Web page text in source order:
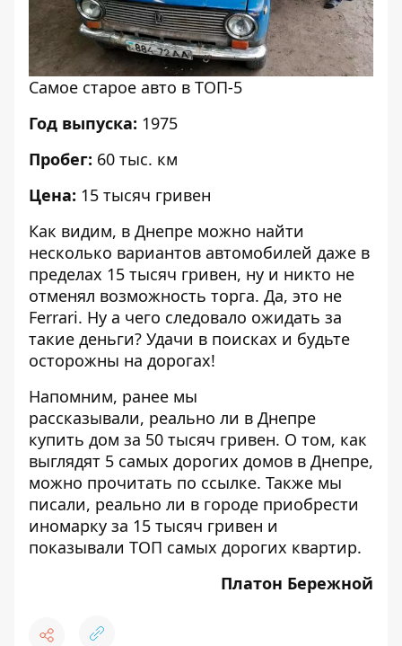
Самое старое авто в ТОП-5
Год выпуска: 1975
Пробег: 60 тыс. км
Цена: 15 тысяч гривен
Как видим, в Днепре можно найти
несколько вариантов автомобилей даже в
пределах 15 тысяч гривен, ну и никто не
отменял возможность торга. Да, это не
Ferrari. Ну а чего следовало ожидать за
такие деньги? Удачи в поисках и будьте
осторожны на дорогах!
Напомним, ранее мы
рассказывали, реально ли в Днепре
купить дом за 50 тысяч гривен. О том, как
выглядят 5 самых дорогих домов в Днепре,
можно прочитать по ссылке. Также мы
писали, реально ли в городе приобрести
иномарку за 15 тысяч гривен и
показывали ТОП самых дорогих квартир.
Платон Бережной